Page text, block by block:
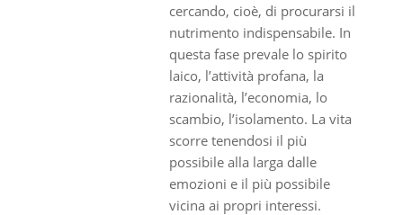
cercando, cioè, di procurarsi il
nutrimento indispensabile. In
questa fase prevale lo spirito
laico, l’attività profana, la
razionalità, l’economia, lo
scambio, l’isolamento. La vita
scorre tenendosi il più
possibile alla larga dalle
emozioni e il più possibile
vicina ai propri interessi.